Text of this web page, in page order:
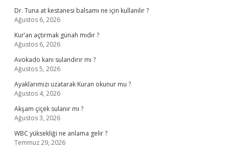
Dr. Tuna at kestanesi balsamı ne için kullanılır ?
Ağustos 6, 2026
Kur’an açtırmak günah mıdır ?
Ağustos 6, 2026
Avokado kanı sulandırır mı ?
Ağustos 5, 2026
Ayaklarımızı uzatarak Kuran okunur mu ?
Ağustos 4, 2026
Akşam çiçek sulanır mı ?
Ağustos 3, 2026
WBC yüksekliği ne anlama gelir ?
Temmuz 29, 2026